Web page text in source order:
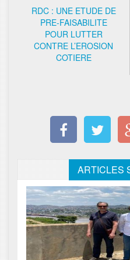
RDC : UNE ETUDE DE
PRE-FAISABILITE
POUR LUTTER
CONTRE L’EROSION
COTIERE
ARTICLES